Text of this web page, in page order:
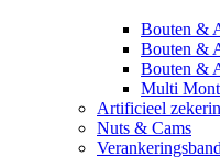
Bouten &
Bouten &
Bouten &
Multi
Artificieel
Nuts & Cams